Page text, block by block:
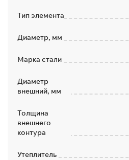
Тип элемента
Диаметр, мм
Марка стали
Диаметр
внешний, мм
Толщина
внешнего
контура
Утеплитель